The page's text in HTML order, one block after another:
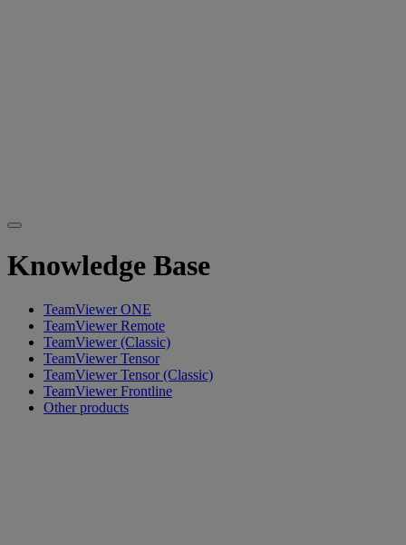
Knowledge Base
TeamViewer ONE
TeamViewer Remote
TeamViewer (Classic)
TeamViewer Tensor
TeamViewer Tensor (Classic)
TeamViewer Frontline
Other products